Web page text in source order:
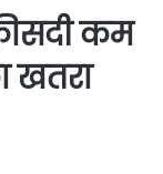
कम
खतरा